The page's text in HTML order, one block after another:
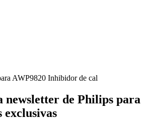
AWP9820 Inhibidor de cal
newsletter de Philips para